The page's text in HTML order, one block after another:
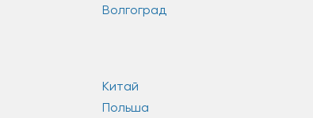
Волгоград
Китай
Польша